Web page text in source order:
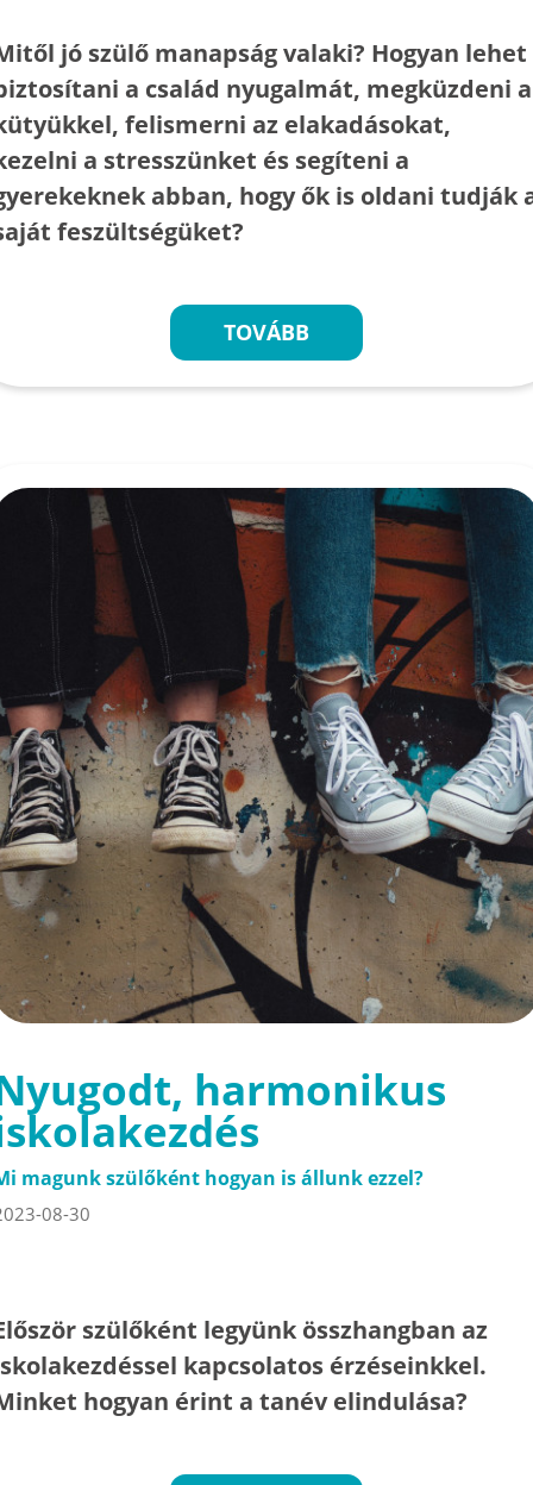
jó szülő manapság valaki? Hogyan lehet
a család nyugalmát, megküzdeni a
felismerni az elakadásokat,
a stresszünket és segíteni a
abban, hogy ők is oldani tudják
feszültségüket?
TOVÁBB
harmonikus
magunk szülőként hogyan is állunk ezzel?
08-30
szülőként legyünk összhangban az
kapcsolatos érzéseinkkel.
hogyan érint a tanév elindulása?